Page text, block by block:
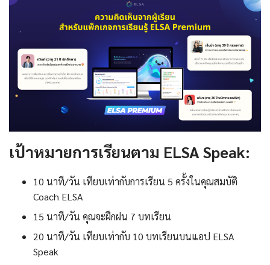
เป้าหมายการเรียนตาม ELSA Speak:
10 นาที/วัน เทียบเท่ากับการเรียน 5 ครั้งในคุณสมบัติ
Coach ELSA
15 นาที/วัน คุณจะฝึกฝน 7 บทเรียน
20 นาที/วัน เทียบเท่ากับ 10 บทเรียนบนแอป ELSA
Speak